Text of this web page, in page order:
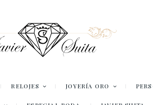
RELOJES JOYERÍA ORO